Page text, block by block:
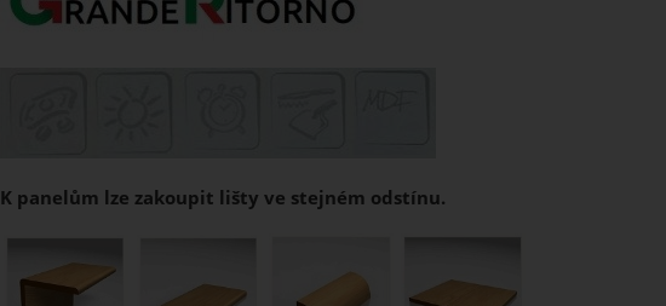
K panelům lze zakoupit lišty ve stejném odstínu.